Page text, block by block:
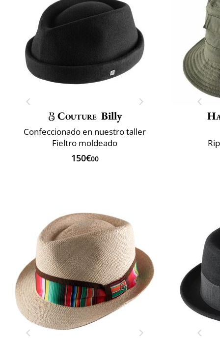
Couture Billy
Confeccionado en nuestro taller
Fieltro moldeado
150€00